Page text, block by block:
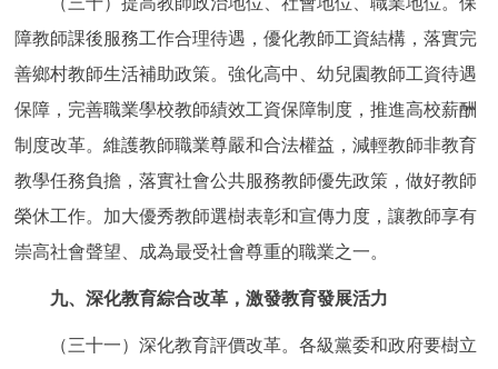
障教師課後服務工作合理待遇，優化教師工資結構，落實完
善鄉村教師生活補助政策。強化高中、幼兒園教師工資待遇
保障，完善職業學校教師績效工資保障制度，推進高校薪酬
制度改革。維護教師職業尊嚴和合法權益，減輕教師非教育
教學任務負擔，落實社會公共服務教師優先政策，做好教師
榮休工作。加大優秀教師選樹表彰和宣傳力度，讓教師享有
崇高社會聲望、成為最受社會尊重的職業之一。
九、深化教育綜合改革，激發教育發展活力
（三十一）深化教育評價改革。各級黨委和政府要樹立